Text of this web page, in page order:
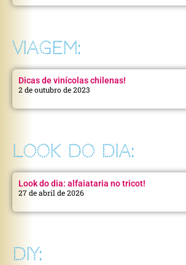
VIAGEM:
Dicas de vinícolas chilenas!
2 de outubro de 2023
LOOK DO DIA:
Look do dia: alfaiataria no tricot!
27 de abril de 2026
DIY: